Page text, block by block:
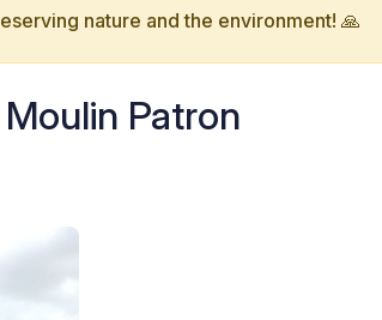
nature and the environment! 🙏
Patron